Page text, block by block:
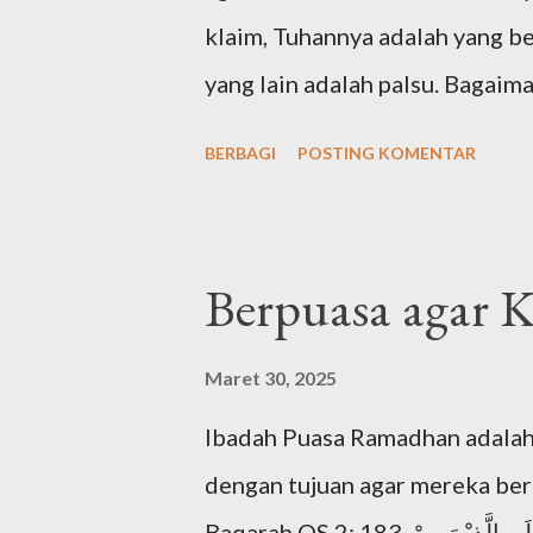
klaim, Tuhannya adalah yang
yang lain adalah palsu.
1407 SM. Maka, dari agama-
menurut urutan waktunya.
terkenal tentang keesaan
BERBAGI POSTING KOMENTAR
Berpuasa agar
Maret 30, 2025
Ibadah Puasa Ramadhan
dengan tujuan agar mereka